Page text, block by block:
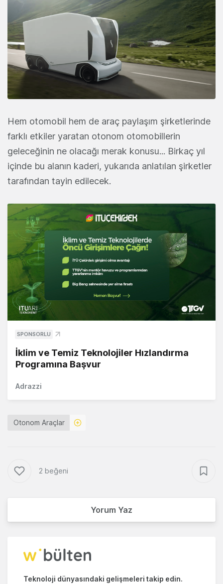
Hem otomobil hem de araç paylaşım şirketlerinde
farklı etkiler yaratan otonom otomobillerin
geleceğinin ne olacağı merak konusu... Birkaç yıl
içinde bu alanın kaderi, yukarıda anlatılan şirketler
tarafından tayin edilecek.
SPONSORLU
İklim ve Temiz Teknolojiler Hızlandırma
Programına Başvur
Adrazzi
Otonom Araçlar
2 beğeni
Yorum Yaz
Teknoloji dünyasındaki gelişmeleri takip edin.